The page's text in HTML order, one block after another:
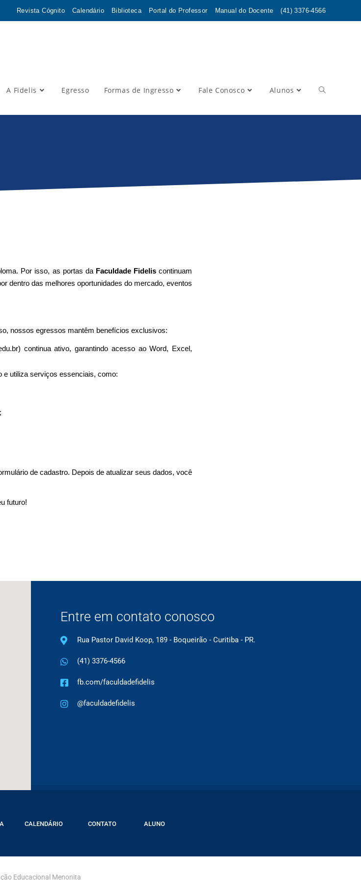
Revista Cógnito Calendário Biblioteca Portal do Professor Manual do Docente (41) 3376-4566
A Fidelis Egresso Formas de Ingresso Fale Conosco Alunos
Por isso, as portas da Faculdade Fideliscontinuam
dentro das melhores oportunidades do mercado, eventos
nossos egressos mantêm benefícios exclusivos:
continua ativo, garantindo acesso ao Word, Excel,
e utiliza serviços essenciais, como:
de cadastro. Depois de atualizar seus dados, você
futuro!
Entre em contato conosco
Rua Pastor David Koop, 189 - Boqueirão - Curitiba - PR.
(41) 3376-4566
fb.com/faculdadefidelis
@faculdadefidelis
CALENDÁRIO CONTATO ALUNO
Educacional Menonita